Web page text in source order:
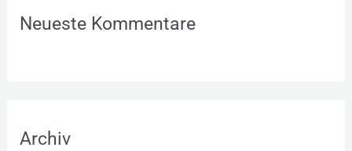
Neueste Kommentare
Archiv